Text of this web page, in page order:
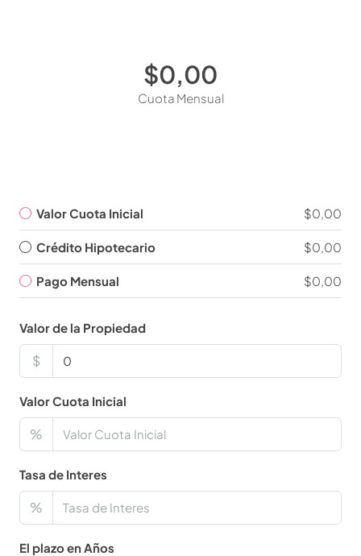
$0,00
Cuota Mensual
Valor Cuota Inicial $0,00
Crédito Hipotecario $0,00
Pago Mensual $0,00
Valor de la Propiedad
$
Valor Cuota Inicial
%
Tasa de Interes
%
El plazo en Años